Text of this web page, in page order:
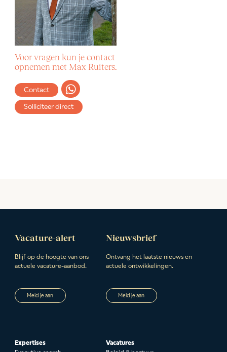
Voor vragen kun je contact
opnemen met Max Ruiters.
Contact
Solliciteer direct
Vacature-alert
Blijf op de hoogte van ons
actuele vacature-aanbod.
Meld je aan
Nieuwsbrief
Ontvang het laatste nieuws en
actuele ontwikkelingen.
Meld je aan
Expertises
Vacatures